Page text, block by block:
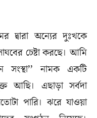
দ্বারা অন্যের দুঃখকে
চেষ্টা করছে। আমি
সংস্থা’’ নামক একটি
আছি। এছাড়া সর্বদা
পারি। ঝরে যাওয়া